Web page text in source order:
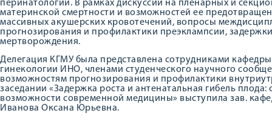
перинатологии. В рамках дискуссий на пленарных и
материнской смертности и возможностей ее
массивных акушерских кровотечений, вопросы
прогнозирования и профилактики преэклампсии,
мертворождения.
Делегация КГМУ была представлена сотрудниками
гинекологии ИНО, членами студенческого научного
возможностям прогнозирования и профилактики
заседании «Задержка роста и антенатальная гибель
возможности современной медицины» выступила зав.
Иванова Оксана Юрьевна.